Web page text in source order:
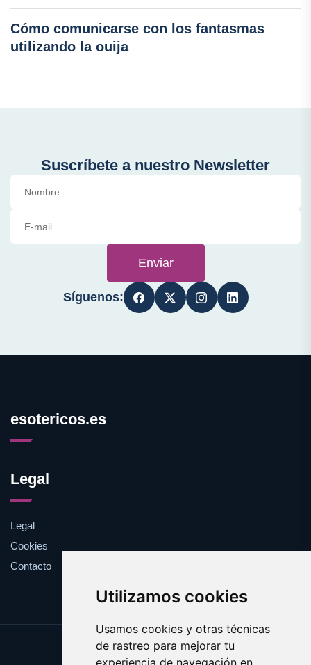
Utilizamos cookies
Usamos cookies y otras técnicas
de rastreo para mejorar tu
experiencia de navegación en
Cómo comunicarse con los fantasmas
utilizando la ouija
Suscríbete a nuestro Newsletter
Enviar
Síguenos:
esotericos.es
Legal
Legal
Cookies
Contacto
Update cookies preferences